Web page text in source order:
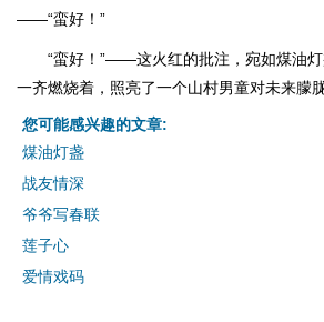
——“蛮好！”
“蛮好！”——这火红的批注，宛如煤油
一齐燃烧着，照亮了一个山村男童对未来朦
您可能感兴趣的文章:
煤油灯盏
战友情深
爷爷写春联
莲子心
爱情戏码